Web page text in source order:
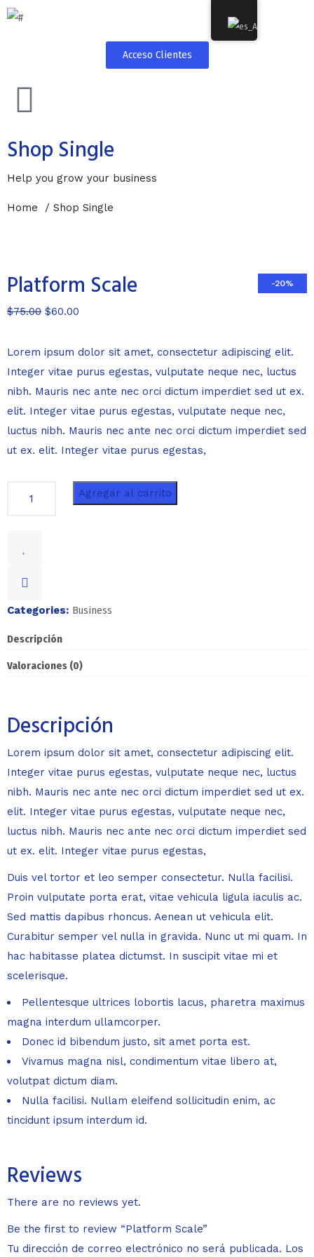
Acceso Clientes
Shop Single
Help you grow your business
Home / Shop Single
-20%
Platform Scale
$75.00 $60.00
Lorem ipsum dolor sit amet, consectetur adipiscing elit.
Integer vitae purus egestas, vulputate neque nec, luctus
nibh. Mauris nec ante nec orci dictum imperdiet sed ut ex.
elit. Integer vitae purus egestas, vulputate neque nec,
luctus nibh. Mauris nec ante nec orci dictum imperdiet sed
ut ex. elit. Integer vitae purus egestas,
Agregar al carrito
Categories: Business
Descripción
Valoraciones (0)
Descripción
Lorem ipsum dolor sit amet, consectetur adipiscing elit.
Integer vitae purus egestas, vulputate neque nec, luctus
nibh. Mauris nec ante nec orci dictum imperdiet sed ut ex.
elit. Integer vitae purus egestas, vulputate neque nec,
luctus nibh. Mauris nec ante nec orci dictum imperdiet sed
ut ex. elit. Integer vitae purus egestas,
Duis vel tortor et leo semper consectetur. Nulla facilisi.
Proin vulputate porta erat, vitae vehicula ligula iaculis ac.
Sed mattis dapibus rhoncus. Aenean ut vehicula elit.
Curabitur semper vel nulla in gravida. Nunc ut mi quam. In
hac habitasse platea dictumst. In suscipit vitae mi et
scelerisque.
Pellentesque ultrices lobortis lacus, pharetra maximus
magna interdum ullamcorper.
Donec id bibendum justo, sit amet porta est.
Vivamus magna nisl, condimentum vitae libero at,
volutpat dictum diam.
Nulla facilisi. Nullam eleifend sollicitudin enim, ac
tincidunt ipsum interdum id.
Reviews
There are no reviews yet.
Be the first to review “Platform Scale”
Tu dirección de correo electrónico no será publicada. Los